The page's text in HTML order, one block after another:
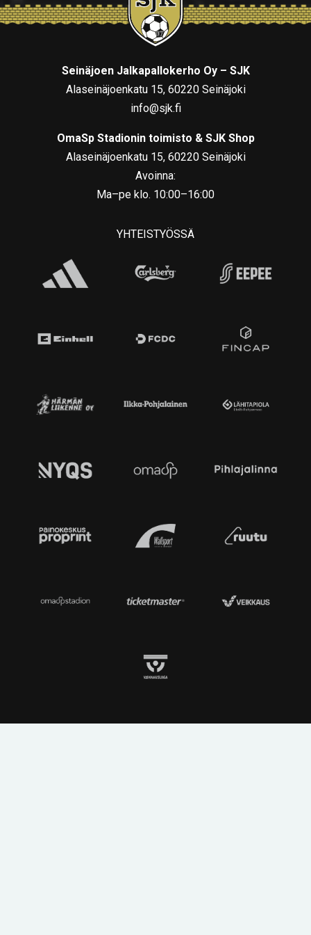
Seinäjoen Jalkapallokerho Oy – SJK
Alaseinäjoenkatu 15, 60220 Seinäjoki
info@sjk.fi
OmaSp Stadionin toimisto & SJK Shop
Alaseinäjoenkatu 15, 60220 Seinäjoki
Avoinna:
Ma–pe klo. 10:00–16:00
YHTEISTYÖSSÄ